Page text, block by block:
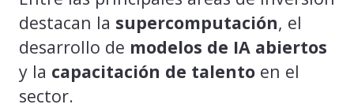
destacan la supercomputación, el
desarrollo de modelos de IA abiertos
y la capacitación de talento en el
sector.